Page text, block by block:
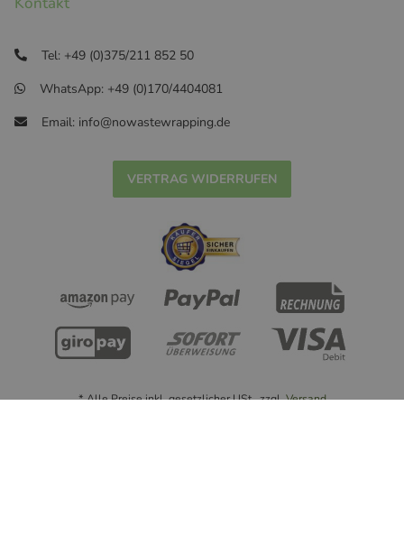
Tel: +49 (0)375/211 852 50
WhatsApp: +49 (0)170/4404081
Email: info@nowastewrapping.de
VERTRAG WIDERRUFEN
* Alle Preise inkl. gesetzlicher USt., zzgl.Versand